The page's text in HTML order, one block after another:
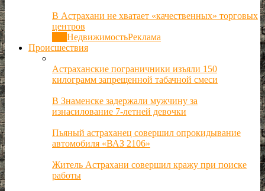
В Астрахани не хватает «качественных» торговых
центров
НедвижимостьРеклама
Происшествия
Астраханские пограничники изъяли 150
килограмм запрещенной табачной смеси
В Знаменске задержали мужчину за
изнасилование 7-летней девочки
Пьяный астраханец совершил опрокидывание
автомобиля «ВАЗ 2106»
Житель Астрахани совершил кражу при поиске
работы